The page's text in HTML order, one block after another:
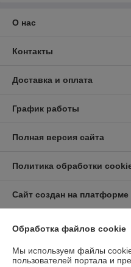
О нас
Контакты
Доставка и оплата
График работы
Полная версия сайта
Политика обработки
Сайт создан на платформе
Обработка файлов cookie
Мы используем файлы
пользователей портала и